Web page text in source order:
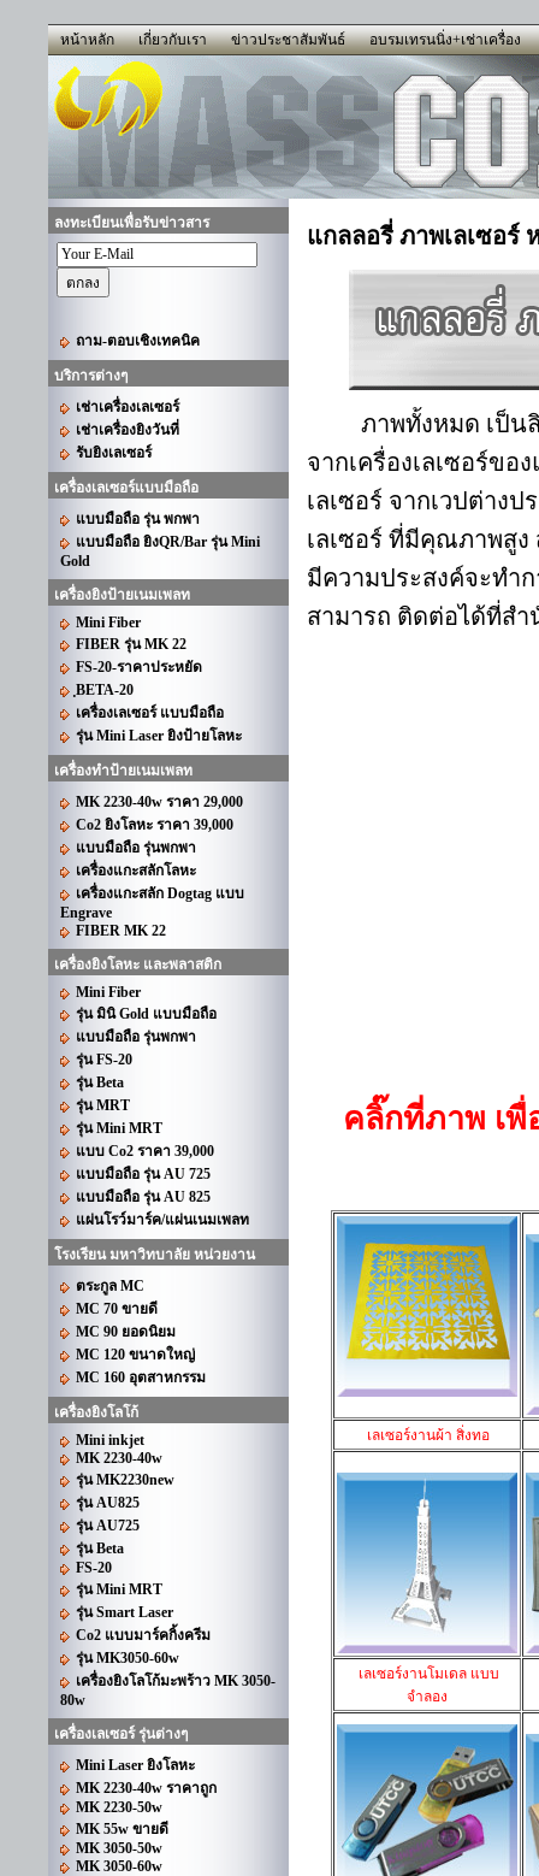
หน้าหลัก เกี่ยวกับเรา ข่าวประชาสัมพันธ์ อบรมเทรนนิ่ง+เช่าเครื่อง
ลงทะเบียนเพื่อรับข่าวสาร
ถาม-ตอบเชิงเทคนิค
บริการต่างๆ
เช่าเครื่องเลเซอร์
เช่าเครื่องยิงวันที่
รับยิงเลเซอร์
เครื่องเลเซอร์แบบมือถือ
แบบมือถือ รุ่น พกพา
แบบมือถือ ยิงQR/Bar รุ่น Mini
Gold
เครื่องยิงป้ายเนมเพลท
Mini Fiber
FIBER รุ่น MK 22
FS-20-ราคาประหยัด
ฺBETA-20
เครื่องเลเซอร์ แบบมือถือ
รุ่น Mini Laser ยิงป้ายโลหะ
เครื่องทำป้ายเนมเพลท
MK 2230-40w ราคา 29,000
Co2 ยิงโลหะ ราคา 39,000
แบบมือถือ รุ่นพกพา
เครื่องแกะสลักโลหะ
เครื่องแกะสลัก Dogtag แบบ
Engrave
FIBER MK 22
เครื่องยิงโลหะ และพลาสติก
Mini Fiber
รุ่น มินิ Gold แบบมือถือ
แบบมือถือ รุ่นพกพา
รุ่น FS-20
รุ่น Beta
รุ่น MRT
รุ่น Mini MRT
แบบ Co2 ราคา 39,000
แบบมือถือ รุ่น AU 725
แบบมือถือ รุ่น AU 825
แผ่นโรว์มาร์ค/แผ่นเนมเพลท
โรงเรียน มหาวิทบาลัย หน่วยงาน
ตระกูล MC
MC 70 ขายดี
MC 90 ยอดนิยม
MC 120 ขนาดใหญ่
MC 160 อุตสาหกรรม
เครื่องยิงโลโก้
Mini inkjet
MK 2230-40w
รุ่น MK2230new
รุ่น AU825
รุ่น AU725
รุ่น Beta
FS-20
รุ่น Mini MRT
รุ่น Smart Laser
Co2 แบบมาร์คกิ้งครีม
รุ่น MK3050-60w
เครื่องยิงโลโก้มะพร้าว MK 3050-
80w
เครื่องเลเซอร์ รุ่นต่างๆ
Mini Laser ยิงโลหะ
MK 2230-40w ราคาถูก
MK 2230-50w
MK 55w ขายดี
MK 3050-50w
MK 3050-60w
แกลลอรี่ ภาพเลเซอร์
ภาพทั้งหมด เป็นลิข
จากเครื่องเลเซอร์ข
เลเซอร์ จากเวปต่าง
เลเซอร์ ที่มีคุณภาพสูง
มีความประสงค์จะทำ
สามารถ ติดต่อได้ที่ส
คลิ๊กที่ภาพ เพื่
เลเซอร์งานผ้า สิ่งทอ
เลเซอร์งานโมเดล แบบ
จำลอง